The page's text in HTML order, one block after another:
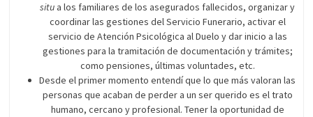
situ a los familiares de los asegurados fallecidos, organizar y
coordinar las gestiones del Servicio Funerario, activar el
servicio de Atención Psicológica al Duelo y dar inicio a las
gestiones para la tramitación de documentación y trámites;
como pensiones, últimas voluntades, etc.
Desde el primer momento entendí que lo que más valoran las
personas que acaban de perder a un ser querido es el trato
humano, cercano y profesional. Tener la oportunidad de